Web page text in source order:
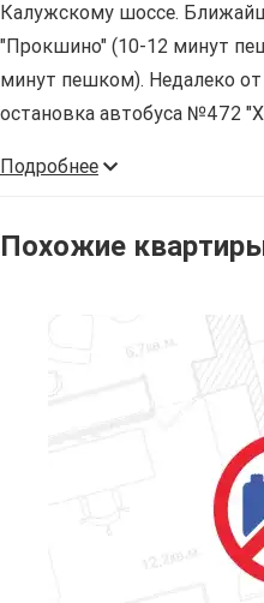
Калужскому шоссе.
"Прокшино" (10-12 минут
минут пешком). Недалеко
остановка автобуса №472
Подробнее
Похожие